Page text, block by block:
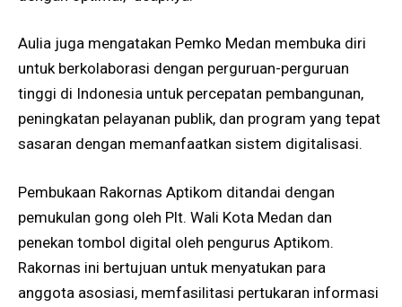
Aulia juga mengatakan Pemko Medan membuka diri
untuk berkolaborasi dengan perguruan-perguruan
tinggi di Indonesia untuk percepatan pembangunan,
peningkatan pelayanan publik, dan program yang tepat
sasaran dengan memanfaatkan sistem digitalisasi.
Pembukaan Rakornas Aptikom ditandai dengan
pemukulan gong oleh Plt. Wali Kota Medan dan
penekan tombol digital oleh pengurus Aptikom.
Rakornas ini bertujuan untuk menyatukan para
anggota asosiasi, memfasilitasi pertukaran informasi